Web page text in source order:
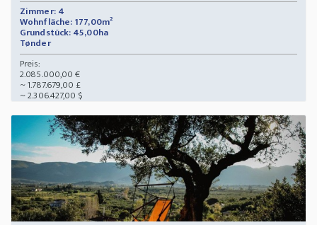
Zimmer: 4
Wohnfläche: 177,00m²
Grundstück: 45,00ha
Tønder
Preis:
2.085.000,00 €
~ 1.787.679,00 £
~ 2.306.427,00 $